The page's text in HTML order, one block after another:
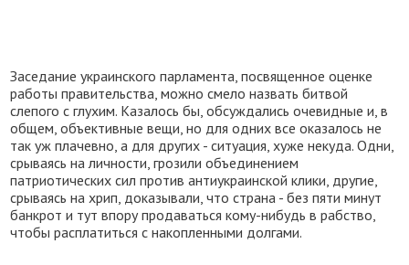
Заседание украинского парламента, посвященное оценке
работы правительства, можно смело назвать битвой
слепого с глухим. Казалось бы, обсуждались очевидные и, в
общем, объективные вещи, но для одних все оказалось не
так уж плачевно, а для других - ситуация, хуже некуда. Одни,
срываясь на личности, грозили объединением
патриотических сил против антиукраинской клики, другие,
срываясь на хрип, доказывали, что страна - без пяти минут
банкрот и тут впору продаваться кому-нибудь в рабство,
чтобы расплатиться с накопленными долгами.